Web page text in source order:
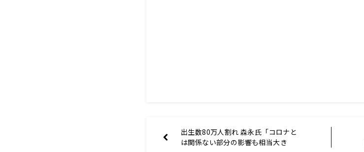
出生数80万人割れ 森永氏「コロナと
は関係ない部分の影響も相当大き